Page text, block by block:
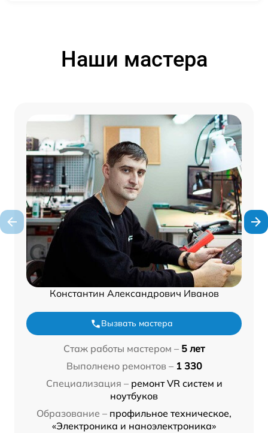
Наши мастера
Константин Александрович Иванов
Вызвать мастера
Стаж работы мастером – 5 лет
Выполнено ремонтов – 1 330
Специализация – ремонт VR систем и
ноутбуков
Образование – профильное техническое,
«Электроника и наноэлектроника»